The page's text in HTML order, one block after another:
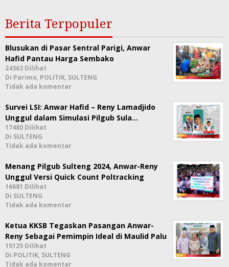
Berita Terpopuler
Blusukan di Pasar Sentral Parigi, Anwar
Hafid Pantau Harga Sembako
24363 Dilihat
Di Parimo, POLITIK, SULTENG
Tidak ada komentar
Survei LSI: Anwar Hafid – Reny Lamadjido
Unggul dalam Simulasi Pilgub Sula…
17480 Dilihat
Di SULTENG
Tidak ada komentar
Menang Pilgub Sulteng 2024, Anwar-Reny
Unggul Versi Quick Count Poltracking
16681 Dilihat
Di SULTENG
Tidak ada komentar
Ketua KKSB Tegaskan Pasangan Anwar-
Reny Sebagai Pemimpin Ideal di Maulid Palu
15125 Dilihat
Di POLITIK, SULTENG
Tidak ada komentar